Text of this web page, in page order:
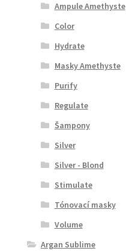
Ampule Amethyste
Color
Hydrate
Masky Amethyste
Purify
Regulate
Šampony
Silver
Silver - Blond
Stimulate
Tónovací masky
Volume
Argan Sublime